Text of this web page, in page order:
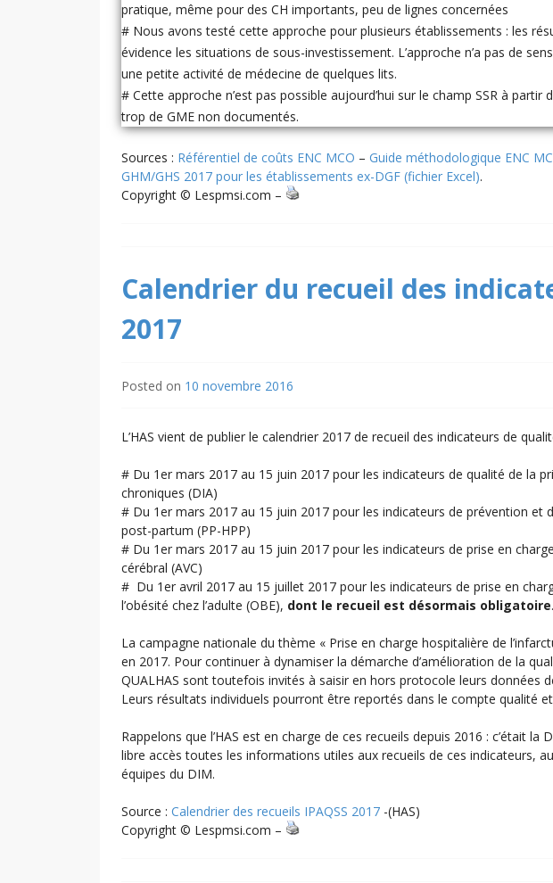
pratique, même pour des CH importants, peu de lignes concernées
# Nous avons testé cette approche pour plusieurs établissements : les
évidence les situations de sous-investissement. L’approche n’a pas de
une petite activité de médecine de quelques lits.
# Cette approche n’est pas possible aujourd’hui sur le champ SSR à partir
trop de GME non documentés.
Sources : Référentiel de coûts ENC MCO – Guide méthodologique ENC
GHM/GHS 2017 pour les établissements ex-DGF (fichier Excel).
Copyright © Lespmsi.com –
Calendrier du recueil des
2017
Posted on 10 novembre 2016
L’HAS vient de publier le calendrier 2017 de recueil des indicateurs de
# Du 1er mars 2017 au 15 juin 2017 pour les indicateurs de qualité de la
chroniques (DIA)
# Du 1er mars 2017 au 15 juin 2017 pour les indicateurs de prévention et
post-partum (PP-HPP)
# Du 1er mars 2017 au 15 juin 2017 pour les indicateurs de prise en
cérébral (AVC)
# Du 1er avril 2017 au 15 juillet 2017 pour les indicateurs de prise en
l’obésité chez l’adulte (OBE), dont le recueil est désormais obligatoire.
La campagne nationale du thème « Prise en charge hospitalière de
en 2017. Pour continuer à dynamiser la démarche d’amélioration de la
QUALHAS sont toutefois invités à saisir en hors protocole leurs données
Leurs résultats individuels pourront être reportés dans le compte qualité
Rappelons que l’HAS est en charge de ces recueils depuis 2016 : c’était la
libre accès toutes les informations utiles aux recueils de ces indicateurs,
équipes du DIM.
Source : Calendrier des recueils IPAQSS 2017 -(HAS)
Copyright © Lespmsi.com –